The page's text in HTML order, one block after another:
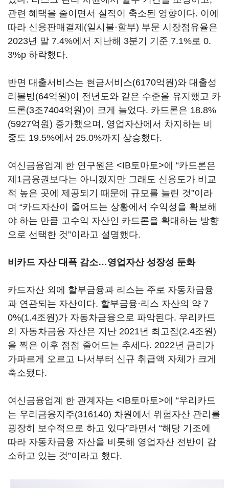
관련 혜택을 줄이면서 실적이 축소된 영향이다. 이에
따라 신용판매결제(일시불·할부) 부문 시장점유율은
2023년 말 7.4%에서 지난해 3분기 기준 7.1%로 0.
3%p 하락했다.
반면 대출서비스는 현금서비스(6170억원)와 대출성
리볼빙(64억원)이 전년도와 같은 수준을 유지했고 카
드론(3조7404억원)이 크게 늘었다. 카드론은 18.8%
(5927억원) 증가했으며, 영업자산에서 차지하는 비
중도 19.5%에서 25.0%까지 상승했다.
여신금융업계 한 연구원은 <IB토마토>에 “카드론은
제1금융권보다는 아니겠지만 그래도 신용도가 비교
적 높은 곳에 제공되기 때문에 규모를 늘린 것”이라
며 “카드자산이 줄어드는 상황에서 수익성을 확보해
야 하는 만큼 고수익 자산인 카드론을 확대하는 방향
으로 선택한 것”이라고 설명했다.
비카드 자산 대폭 감소…영업자산 성장성 둔화
카드자산 외에 할부금융과 리스는 주로 자동차금융
과 연관되는 자산이다. 할부금융·리스 자산의 약 7
0%(1.4조원)가 자동차금융으로 파악된다. 우리카드
의 자동차금융 자산은 지난 2021년 최고점(2.4조원)
을 찍은 이후 점점 줄어드는 추세다. 2022년 금리가
가파르게 오르고 나서부터 신규 취급액 자체가 크게
축소됐다.
여신금융업계 한 관계자는 <IB토마토>에 “우리카드
는 우리금융지주(316140) 차원에서 위험자산 관리를
굉장히 보수적으로 하고 있다”라면서 “해당 기조에
따라 자동차금융 자산을 비롯해 영업자산 전반이 감
소하고 있는 것”이라고 했다.